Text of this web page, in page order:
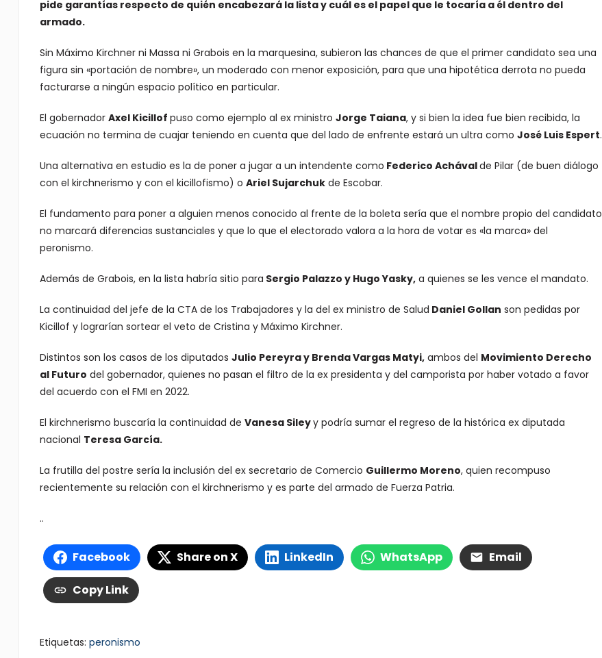
pide garantías respecto de quién encabezará la lista y cuál es el papel que le tocaría a él dentro del
armado.
Sin Máximo Kirchner ni Massa ni Grabois en la marquesina, subieron las chances de que el primer candidato sea una
figura sin «portación de nombre», un moderado con menor exposición, para que una hipotética derrota no pueda
facturarse a ningún espacio político en particular.
El gobernador Axel Kicillof puso como ejemplo al ex ministro Jorge Taiana, y si bien la idea fue bien recibida, la
ecuación no termina de cuajar teniendo en cuenta que del lado de enfrente estará un ultra como José Luis Espert.
Una alternativa en estudio es la de poner a jugar a un intendente como Federico Achávalde Pilar (de buen diálogo
con el kirchnerismo y con el kicillofismo) o Ariel Sujarchukde Escobar.
El fundamento para poner a alguien menos conocido al frente de la boleta sería que el nombre propio del candidato
no marcará diferencias sustanciales y que lo que el electorado valora a la hora de votar es «la marca» del
peronismo.
Además de Grabois, en la lista habría sitio para Sergio Palazzo y Hugo Yasky,a quienes se les vence el mandato.
La continuidad del jefe de la CTA de los Trabajadores y la del ex ministro de Salud Daniel Gollan son pedidas por
Kicillof y lograrían sortear el veto de Cristina y Máximo Kirchner.
Distintos son los casos de los diputados Julio Pereyra y Brenda Vargas Matyi,ambos del Movimiento Derecho
al Futuro del gobernador, quienes no pasan el filtro de la ex presidenta y del camporista por haber votado a favor
del acuerdo con el FMI en 2022.
El kirchnerismo buscaría la continuidad de Vanesa Sileyy podría sumar el regreso de la histórica ex diputada
nacional Teresa García.
La frutilla del postre sería la inclusión del ex secretario de Comercio Guillermo Moreno, quien recompuso
recientemente su relación con el kirchnerismo y es parte del armado de Fuerza Patria.
..
Facebook Share on X LinkedIn WhatsApp Email
Copy Link
Etiquetas: peronismo